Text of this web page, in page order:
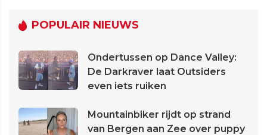
POPULAIR NIEUWS
Ondertussen op Dance Valley:
De Darkraver laat Outsiders
even iets ruiken
Mountainbiker rijdt op strand
van Bergen aan Zee over puppy